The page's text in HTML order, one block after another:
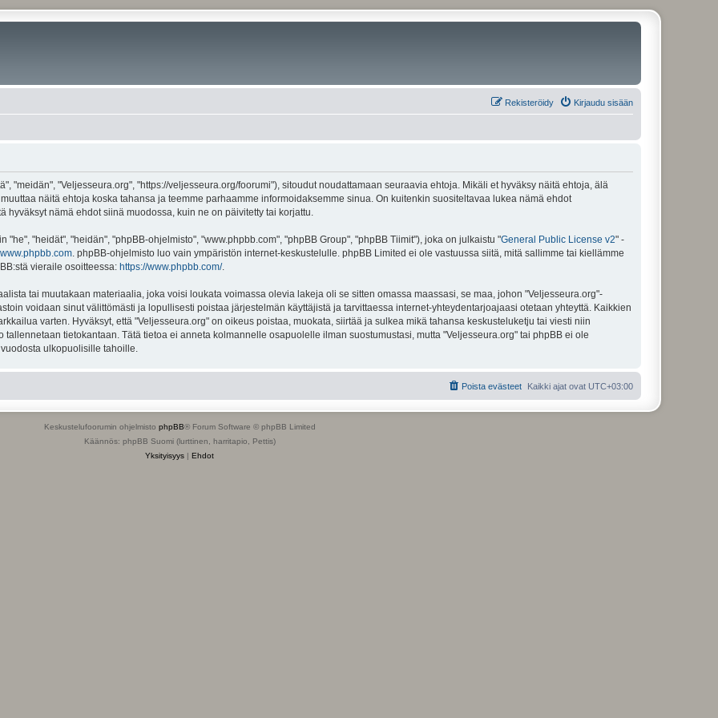
Kirjaudu sisään
Rekisteröidy
"meidän", "Veljesseura.org", "https://veljesseura.org/foorumi"), sitoudut noudattamaan seuraavia ehtoja. Mikäli et hyväksy näitä ehtoja, älä
näitä ehtoja koska tahansa ja teemme parhaamme informoidaksemme sinua. On kuitenkin suositeltavaa lukea nämä ehdot
nämä ehdot siinä muodossa, kuin ne on päivitetty tai korjattu.
"heidät", "heidän", "phpBB-ohjelmisto", "www.phpbb.com", "phpBB Group", "phpBB Tiimit"), joka on julkaistu "General Public License v2" -
www.phpbb.com . phpBB-ohjelmisto luo vain ympäristön internet-keskustelulle. phpBB Limited ei ole vastuussa siitä, mitä sallimme tai kiellämme
vieraile osoitteessa: https://www.phpbb.com/.
tai muutakaan materiaalia, joka voisi loukata voimassa olevia lakeja oli se sitten omassa maassasi, se maa, johon "Veljesseura.org"-
voidaan sinut välittömästi ja lopullisesti poistaa järjestelmän käyttäjistä ja tarvittaessa internet-yhteydentarjoajaasi otetaan yhteyttä. Kaikkien
varten. Hyväksyt, että "Veljesseura.org" on oikeus poistaa, muokata, siirtää ja sulkea mikä tahansa keskusteluketju tai viesti niin
tietokantaan. Tätä tietoa ei anneta kolmannelle osapuolelle ilman suostumustasi, mutta "Veljesseura.org" tai phpBB ei ole
ulkopuolisille tahoille.
Kaikki ajat ovat UTC+03:00
Poista evästeet
Keskustelufoorumin ohjelmisto phpBB® Forum Software © phpBB Limited
Käännös: phpBB Suomi (lurttinen, harritapio, Pettis)
Yksityisyys | Ehdot